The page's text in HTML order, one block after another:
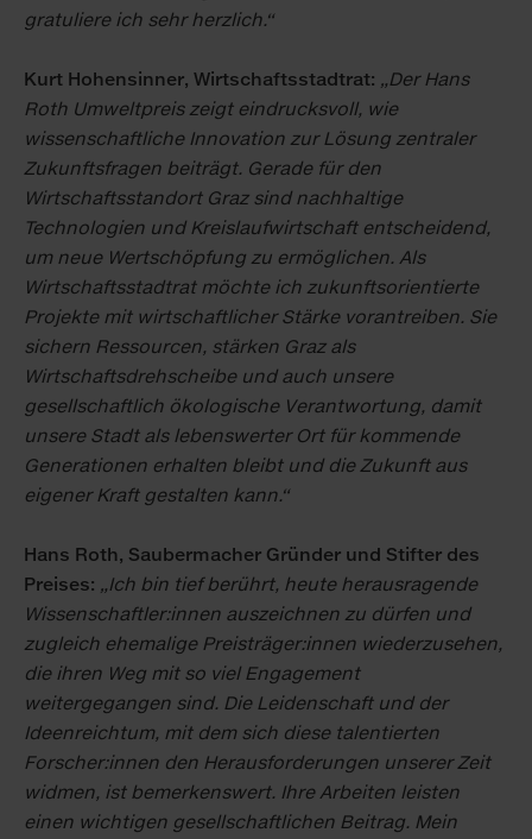
gratuliere ich sehr herzlich.“
Kurt Hohensinner, Wirtschaftsstadtrat: „Der Hans
Roth Umweltpreis zeigt eindrucksvoll, wie
wissenschaftliche Innovation zur Lösung zentraler
Zukunftsfragen beiträgt. Gerade für den
Wirtschaftsstandort Graz sind nachhaltige
Technologien und Kreislaufwirtschaft entscheidend,
um neue Wertschöpfung zu ermöglichen. Als
Wirtschaftsstadtrat möchte ich zukunftsorientierte
Projekte mit wirtschaftlicher Stärke vorantreiben. Sie
sichern Ressourcen, stärken Graz als
Wirtschaftsdrehscheibe und auch unsere
gesellschaftlich ökologische Verantwortung, damit
unsere Stadt als lebenswerter Ort für kommende
Generationen erhalten bleibt und die Zukunft aus
eigener Kraft gestalten kann.“
Hans Roth, Saubermacher Gründer und Stifter des
Preises: „Ich bin tief berührt, heute herausragende
Wissenschaftler:innen auszeichnen zu dürfen und
zugleich ehemalige Preisträger:innen wiederzusehen,
die ihren Weg mit so viel Engagement
weitergegangen sind. Die Leidenschaft und der
Ideenreichtum, mit dem sich diese talentierten
Forscher:innen den Herausforderungen unserer Zeit
widmen, ist bemerkenswert. Ihre Arbeiten leisten
einen wichtigen gesellschaftlichen Beitrag. Mein